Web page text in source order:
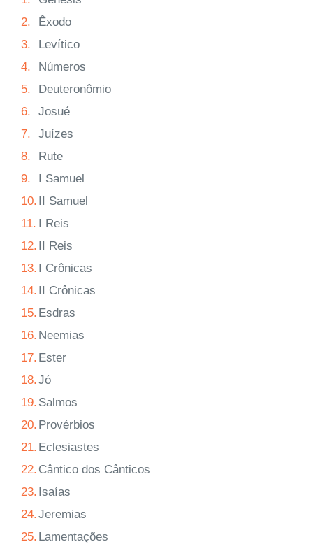
2.
Êxodo
3.
Levítico
4.
Números
5.
Deuteronômio
6.
Josué
7.
Juízes
8.
Rute
9.
I Samuel
10. II Samuel
11. I Reis
12. II Reis
13. I Crônicas
14. II Crônicas
15. Esdras
16. Neemias
17. Ester
18.Jó
19. Salmos
20. Provérbios
21. Eclesiastes
22. Cântico dos Cânticos
23. Isaías
24.Jeremias
25. Lamentações